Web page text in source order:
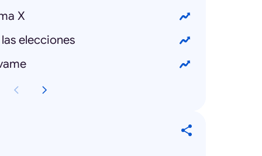
X
elecciones